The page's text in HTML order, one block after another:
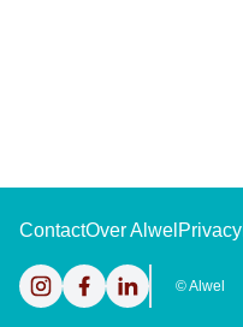
ContactOver Alwel Privacy
Instagram
FacebookLinkedIn
©Alwel